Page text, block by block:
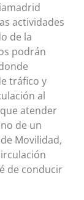
actividades
de la
podrán
tráfico y
al
atender
de un
Movilidad,
de conducir